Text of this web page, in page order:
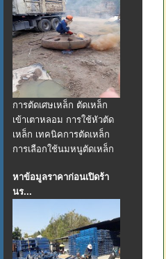
การตัดเศษเหล็ก ตัดเหล็ก
เข้าเตาหลอม การใช้หัวตัด
เหล็ก เทคนิคการตัดเหล็ก
การเลือกใช้นมหนูตัดเหล็ก
หาข้อมูลราคาก่อนเปิดร้า
นร...